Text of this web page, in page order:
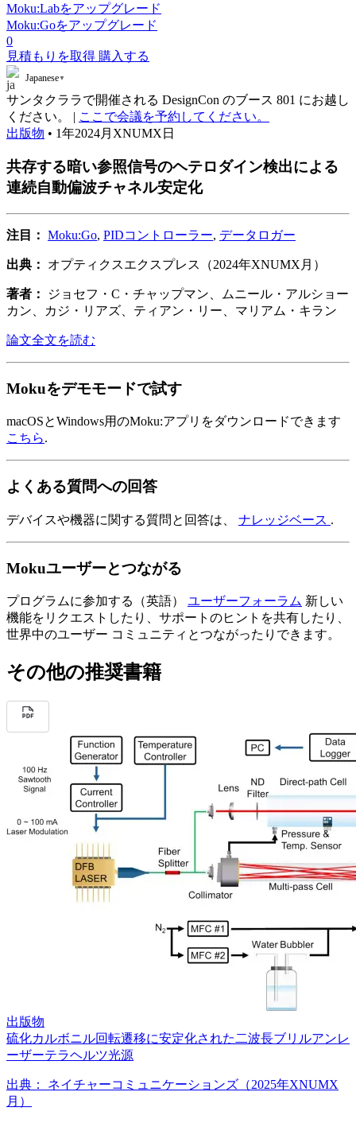
Moku:Labをアップグレード
Moku:Goをアップグレード
0
見積もりを取得 購入する
Japanese ▼
サンタクララで開催される DesignCon のブース 801 にお越し
ください。 | ここで会議を予約してください。
出版物 • 1年2024月XNUMX日
共存する暗い参照信号のヘテロダイン検出による
連続自動偏波チャネル安定化
注目： Moku:Go, PIDコントローラー, データロガー
出典： オプティクスエクスプレス（2024年XNUMX月）
著者：
ジョセフ・C・チャップマン、ムニール・アルショー
カン、カジ・リアズ、ティアン・リー、マリアム・キラン
論文全文を読む
Mokuをデモモードで試す
macOSとWindows用のMoku:アプリをダウンロードできます
こちら.
よくある質問への回答
デバイスや機器に関する質問と回答は、 ナレッジベース .
Mokuユーザーとつながる
プログラムに参加する（英語） ユーザーフォーラム 新しい
機能をリクエストしたり、サポートのヒントを共有したり、
世界中のユーザー コミュニティとつながったりできます。
その他の推奨書籍
出版物
硫化カルボニル回転遷移に安定化された二波長ブリルアンレ
ーザーテラヘルツ光源
出典：
ネイチャーコミュニケーションズ（2025年XNUMX
月）